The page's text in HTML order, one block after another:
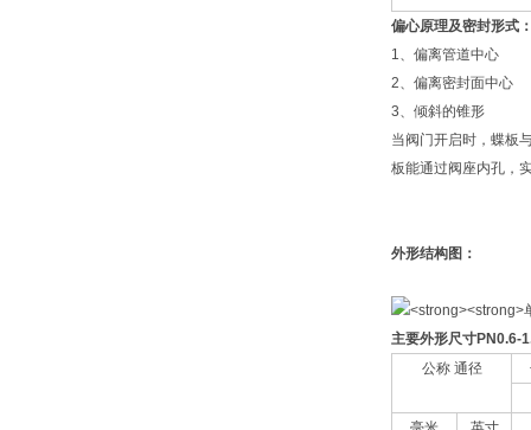
偏心原理及密封形式
1、偏离管道中心
2、偏离密封面中心
3、倾斜的锥形
当阀门开启时，蝶板
板能通过阀座内孔，
外形结构图：
主要外形尺寸PN0.6-
公称 通径